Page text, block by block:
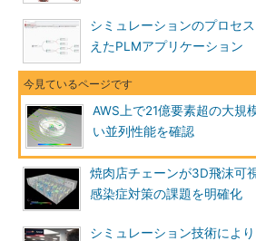
シミュレーションのプロセ
えたPLMアプリケーション
AWS上で21億要素超の大規
い並列性能を確認
焼肉店チェーンが3D飛沫可
感染症対策の課題を明確化
シミュレーション技術によ